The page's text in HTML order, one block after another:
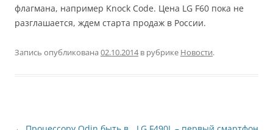
флагмана, например Knock Code. Цена LG F60 пока не
разглашается, ждем старта продаж в России.
Запись опубликована 02.10.2014в рубрике Новости.